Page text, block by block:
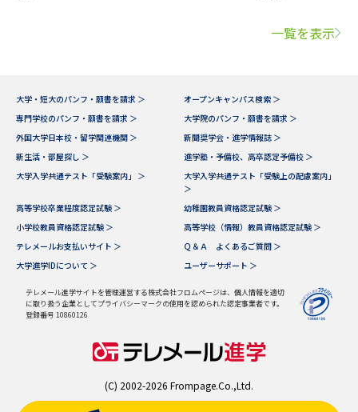
一覧を表示
大学・短大のパンフ・願書を請求 ＞
オープンキャンパス検索 ＞
専門学校のパンフ・願書を請求 ＞
大学院のパンフ・願書を請求 ＞
外国大学日本校・留学関連機関 ＞
新聞奨学会・進学情報誌 ＞
新生活・部屋探し ＞
進学塾・予備校、高卒認定予備校 ＞
大学入学共通テスト「受験案内」 ＞
大学入学共通テスト「受験上の配慮案内」
＞
高等学校卒業程度認定試験 ＞
幼稚園教員資格認定試験 ＞
小学校教員資格認定試験 ＞
高等学校（情報）教員資格認定試験 ＞
テレメールお支払いサイト ＞
Ｑ＆Ａ よくあるご質問 ＞
大学進学IDについて ＞
ユーザーサポート ＞
テレメール進学サイトを管理運営する株式会社フロムページは、個人情報を適切
に取り扱う企業としてプライバシーマークの使用を認められた認定事業者です。
登録番号 10860126
(C) 2002-2026 Frompage.Co.,Ltd.